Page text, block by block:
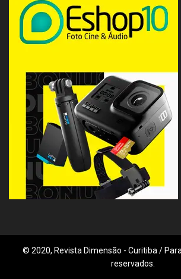
© 2020, Revista Dimensão - Curitiba /
reservados.